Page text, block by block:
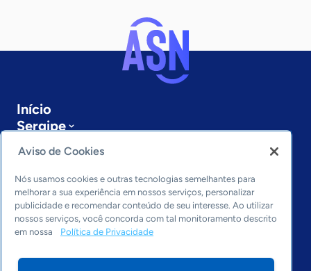
Início
Sergipe
Sobre a ASN
Últimas notícias
Entre em contato
Editorias
Economia & Política
Inovação & Tecnologia
Cultura empreendedora
Aviso de Cookies
Nós usamos cookies e outras tecnologias semelhantes para
melhorar a sua experiência em nossos serviços, personalizar
publicidade e recomendar conteúdo de seu interesse. Ao utilizar
nossos serviços, você concorda com tal monitoramento descrito
em nossa
Política de Privacidade